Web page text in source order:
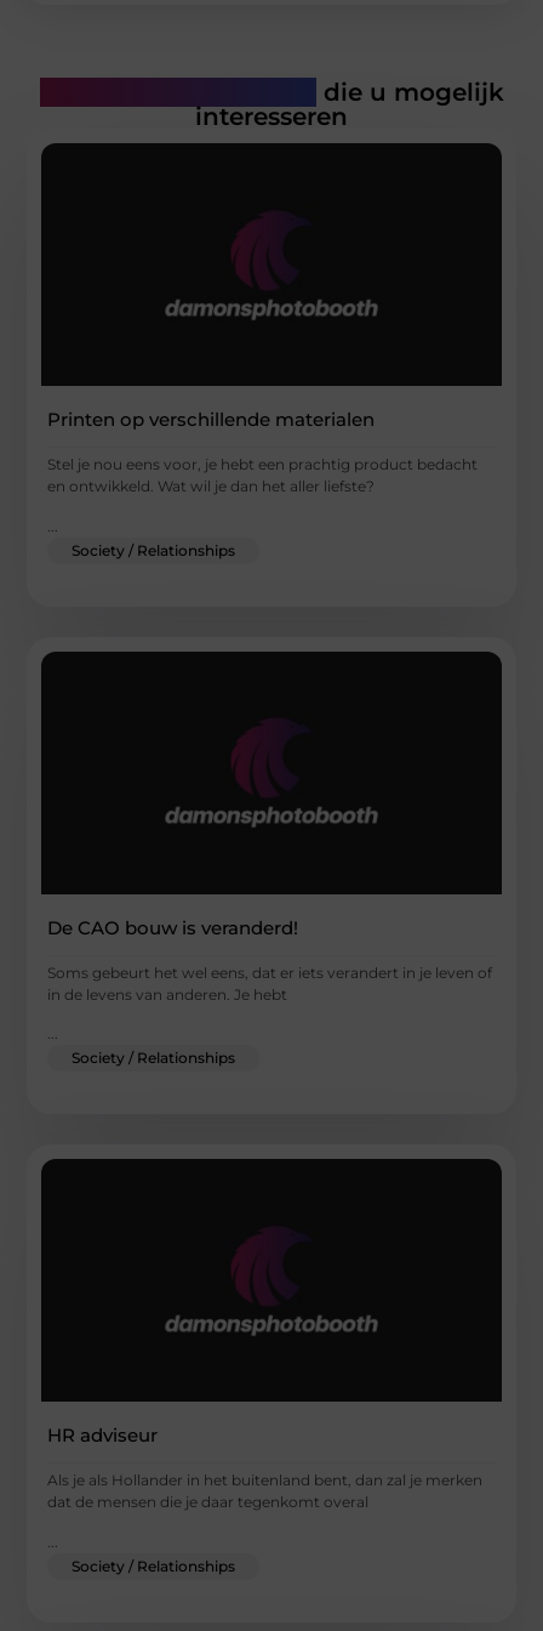
die u mogelijk
interesseren
Printen op verschillende materialen
Stel je nou eens voor, je hebt een prachtig product bedacht
en ontwikkeld. Wat wil je dan het aller liefste?
Society / Relationships
De CAO bouw is veranderd!
Soms gebeurt het wel eens, dat er iets verandert in je leven of
in de levens van anderen. Je hebt
...
Society / Relationships
HR adviseur
Als je als Hollander in het buitenland bent, dan zal je merken
dat de mensen die je daar tegenkomt overal
Society / Relationships